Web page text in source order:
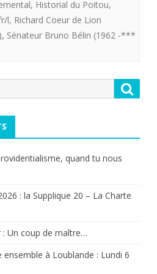
, Historial du Poitou,
l, Richard Coeur de Lion
, Sénateur Bruno Bélin (1962 -***
quand tu nous
: la Supplique 20 – La Charte
: Un coup de maître…
ensemble à Loublande : Lundi 6